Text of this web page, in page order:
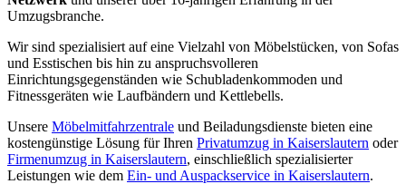
Umzugsbranche.
Wir sind spezialisiert auf eine Vielzahl von Möbelstücken, von Sofas
und Esstischen bis hin zu anspruchsvolleren
Einrichtungsgegenständen wie Schubladenkommoden und
Fitnessgeräten wie Laufbändern und Kettlebells.
Unsere Möbelmitfahrzentrale und Beiladungsdienste bieten eine
kostengünstige Lösung für Ihren Privatumzug in Kaiserslautern oder
Firmenumzug in Kaiserslautern, einschließlich spezialisierter
Leistungen wie dem Ein- und Auspackservice in Kaiserslautern.